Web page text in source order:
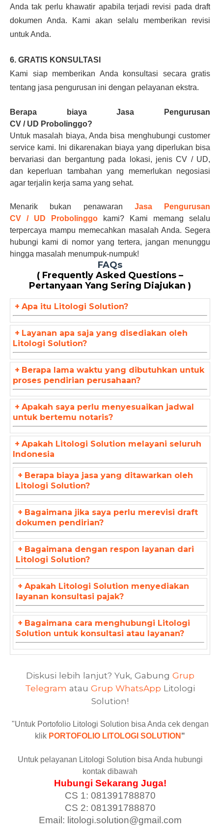
Anda tak perlu khawatir apabila terjadi revisi pada draft
dokumen Anda. Kami akan selalu memberikan revisi
untuk Anda.
6. GRATIS KONSULTASI
Kami siap memberikan Anda konsultasi secara gratis
tentang jasa pengurusan ini dengan pelayanan ekstra.
Berapa biayaJasa Pengurusan
CV / UD Probolinggo?
Untuk masalah biaya, Anda bisa menghubungi customer
service kami. Ini dikarenakan biaya yang diperlukan bisa
bervariasi dan bergantung pada lokasi, jenis CV / UD,
dan keperluan tambahan yang memerlukan negosiasi
agar terjalin kerja sama yang sehat.
Menarik bukan penawaran
Jasa Pengurusan
CV
/ UD Probolinggo
kami? Kami memang selalu
terpercaya mampu memecahkan masalah Anda. Segera
hubungi kami di nomor yang tertera, jangan menunggu
hingga masalah menumpuk-numpuk!
FAQs
( Frequently Asked Questions –
Pertanyaan Yang Sering Diajukan )
+ Apa itu Litologi Solution?
+ Layanan apa saja yang disediakan oleh
Litologi Solution?
+ Berapa lama waktu yang dibutuhkan untuk
proses pendirian perusahaan?
+ Apakah saya perlu menyesuaikan jadwal
untuk bertemu notaris?
+ Apakah Litologi Solution melayani seluruh
Indonesia
+ Berapa biaya jasa yang ditawarkan oleh
Litologi Solution?
+ Bagaimana jika saya perlu merevisi draft
dokumen pendirian?
+ Bagaimana dengan respon layanan dari
Litologi Solution?
+ Apakah Litologi Solution menyediakan
layanan konsultasi pajak?
+ Bagaimana cara menghubungi Litologi
Solution untuk konsultasi atau layanan?
Diskusi lebih lanjut? Yuk, Gabung Grup
Telegram atau Grup WhatsApp Litologi
Solution!
"Untuk Portofolio Litologi Solution bisa Anda cek dengan
klik PORTOFOLIO LITOLOGI SOLUTION "
Untuk pelayanan Litologi Solution bisa Anda hubungi
kontak dibawah
Hubungi Sekarang Juga!
CS 1: 081391788870
CS 2: 081391788870
Email: litologi.solution@gmail.com